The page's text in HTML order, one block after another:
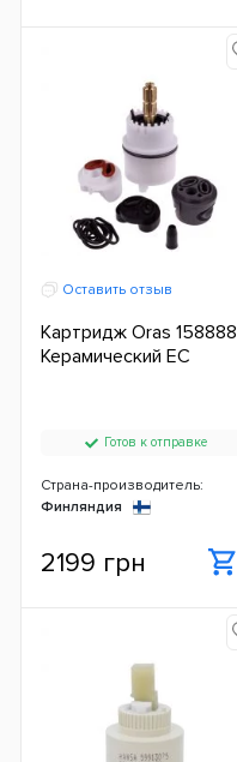
Оставить отзыв
Картридж Oras 158888
Керамический ЕС
Готов к отправке
Страна-производитель:
Финляндия
2199 грн